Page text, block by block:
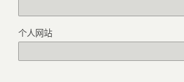
个人网站